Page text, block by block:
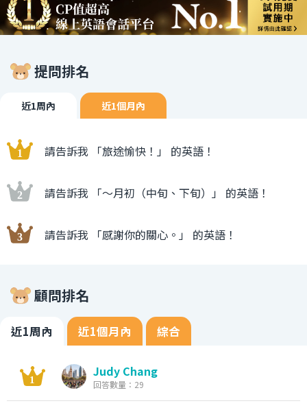
提問排名
近1周內 近1個月內
請告訴我 「旅途愉快！」 的英語！
請告訴我 「〜月初（中旬、下旬）」 的英語！
請告訴我 「感謝你的關心。」 的英語！
顧問排名
近1周內 近1個月內 綜合
Judy Chang
回答數量：29